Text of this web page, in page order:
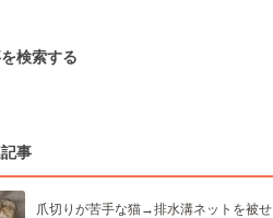
検索する
事
爪切りが苦手な猫→排水溝ネットを被せ